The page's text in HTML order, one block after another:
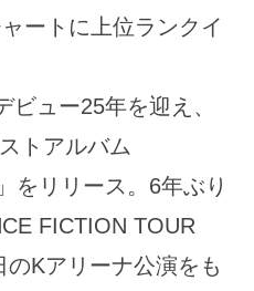
ートに上位ランクイ
ュー25年を迎え、
トアルバム
をリリース。6年ぶり
FICTION TOUR
Kアリーナ公演をも